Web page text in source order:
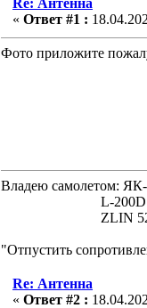
« Ответ #1 :
Фото приложите
Владею самолетом:
L-200D
ZLIN 526
"Отпустить
Re: Антенна
« Ответ #2 :